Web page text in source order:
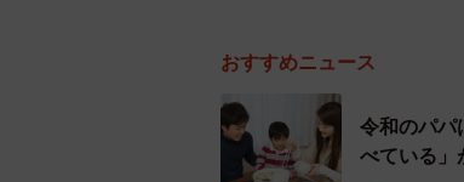
が自らの個性、感性を自分
どうか。それと、子どもた
世界中の子どもたち
おすすめニュース
令和のパパ
べている」